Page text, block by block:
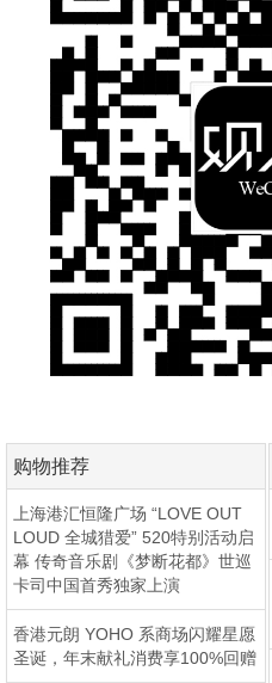
购物推荐
上海港汇恒隆广场 “LOVE OUT
LOUD 全城猎爱” 520特别活动启
幕 传奇音乐剧《梦断花都》世巡
卡司中国首秀独家上演
香港元朗 YOHO 系商场闪耀星愿
圣诞，年末献礼消费享100%回赠